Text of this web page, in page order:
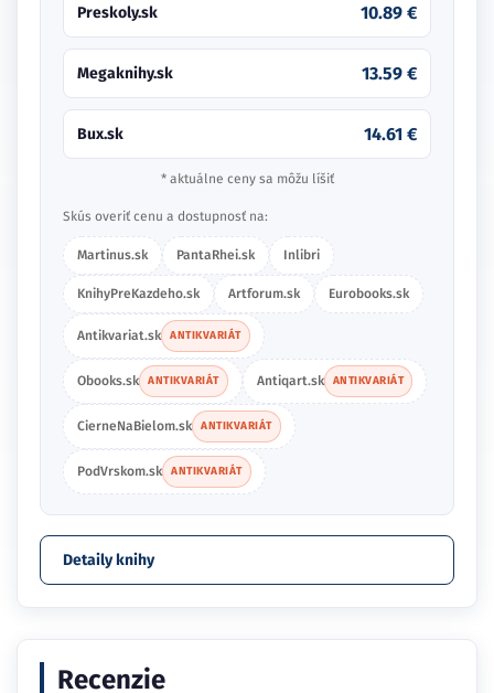
Preskoly.sk 10.89 €
Megaknihy.sk 13.59 €
Bux.sk 14.61 €
* aktuálne ceny sa môžu líšiť
Skús overiť cenu a dostupnosť na:
Martinus.sk PantaRhei.sk Inlibri
KnihyPreKazdeho.sk Artforum.sk Eurobooks.sk
Antikvariat.sk ANTIKVARIÁT
Obooks.sk ANTIKVARIÁT Antiqart.sk ANTIKVARIÁT
CierneNaBielom.sk ANTIKVARIÁT
PodVrskom.sk ANTIKVARIÁT
Detaily knihy
Recenzie